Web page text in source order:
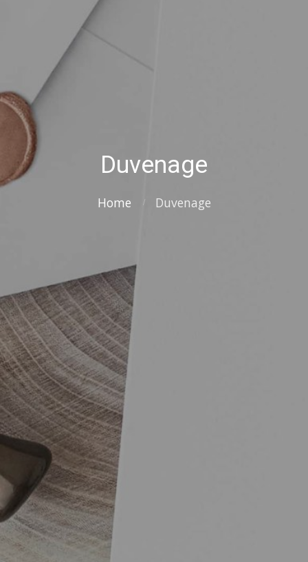
Duvenage
Home Duvenage